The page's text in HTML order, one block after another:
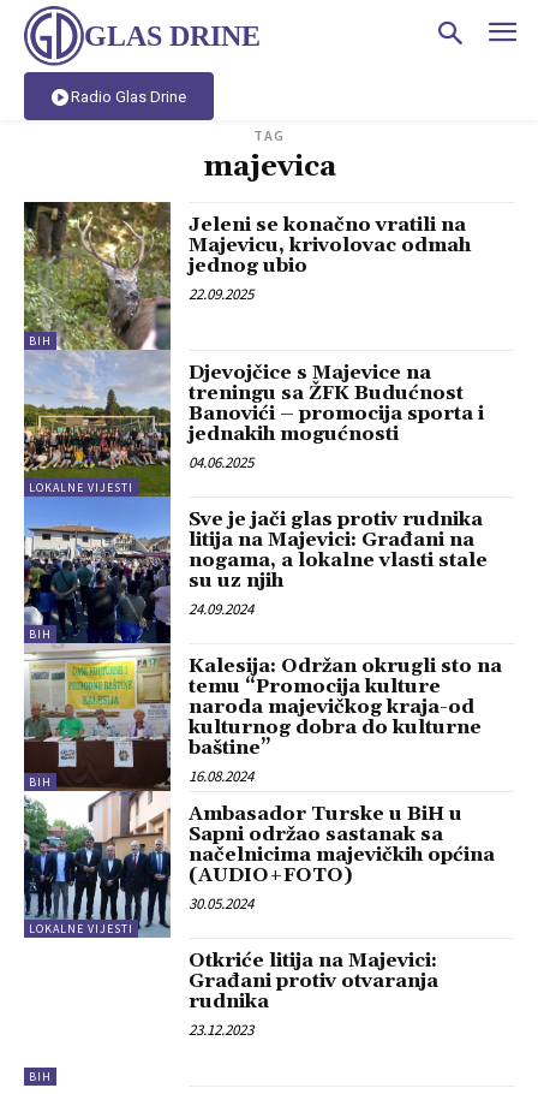
GLAS DRINE
Radio Glas Drine
TAG
majevica
BIH
Jeleni se konačno vratili na
Majevicu, krivolovac odmah
jednog ubio
22.09.2025
LOKALNE VIJESTI
Djevojčice s Majevice na
treningu sa ŽFK Budućnost
Banovići – promocija sporta i
jednakih mogućnosti
04.06.2025
BIH
Sve je jači glas protiv rudnika
litija na Majevici: Građani na
nogama, a lokalne vlasti stale
su uz njih
24.09.2024
BIH
Kalesija: Održan okrugli sto na
temu “Promocija kulture
naroda majevičkog kraja-od
kulturnog dobra do kulturne
baštine”
16.08.2024
LOKALNE VIJESTI
Ambasador Turske u BiH u
Sapni održao sastanak sa
načelnicima majevičkih općina
(AUDIO+FOTO)
30.05.2024
BIH
Otkriće litija na Majevici:
Građani protiv otvaranja
rudnika
23.12.2023